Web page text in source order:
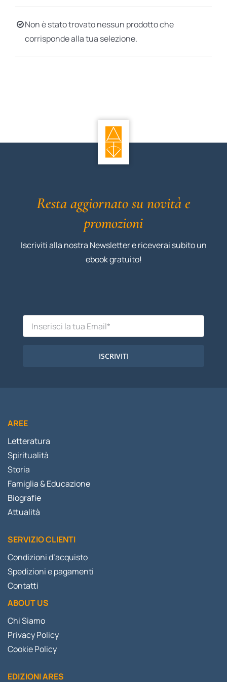
BIOGRAFIE
ATTUALITÀ
Non è stato trovato nessun prodotto che
corrisponde alla tua selezione.
Resta aggiornato su novità e
promozioni
Iscriviti alla nostra Newsletter e riceverai subito un
ebook gratuito!
ISCRIVITI
AREE
Letteratura
Spiritualità
Storia
Famiglia & Educazione
Biografie
Attualità
SERVIZIO CLIENTI
Condizioni d’acquisto
Spedizioni e pagamenti
Contatti
ABOUT US
Chi Siamo
Privacy Policy
Cookie Policy
EDIZIONI ARES